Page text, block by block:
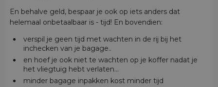
En behalve geld, bespaar je ook op iets anders dat
helemaal onbetaalbaar is - tijd! En bovendien:
verspil je geen tijd met wachten in de rij bij het
inchecken van je bagage..
en hoef je ook niet te wachten op je koffer nadat je
het vliegtuig hebt verlaten...
minder bagage inpakken kost minder tijd